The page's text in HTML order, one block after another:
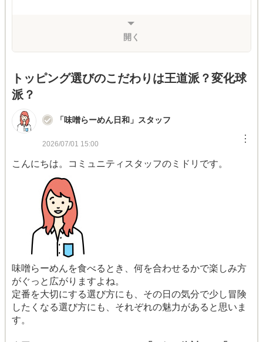
開く
トッピング選びのこだわりは王道派？変化球
派？
「味噌らーめん日和」スタッフ
2026/07/01 15:00 ︙
こんにちは。コミュニティスタッフのミドリです。
味噌らーめんを食べるとき、何を合わせるかで楽しみ方
がぐっと広がりますよね。
定番を大切にする選び方にも、その日の気分で少し冒険
したくなる選び方にも、それぞれの魅力があると思いま
す。